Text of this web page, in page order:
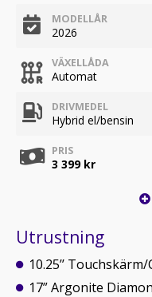
MODELLÅR
2026
VÄXELLÅDA
Automat
DRIVMEDEL
Hybrid el/bensin
PRIS
3 399 kr
Utrustning
10.25’’
17” Argonite